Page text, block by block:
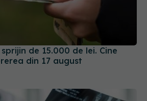
de 15.000 de lei. Cine
din 17 august